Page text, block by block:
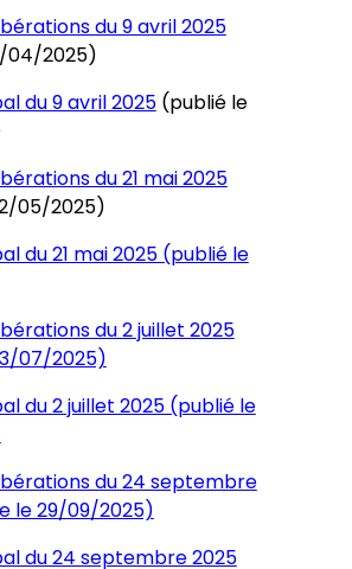
du 9 avril 2025
04/2025)
du 9 avril 2025(publié le
du 21 mai 2025
05/2025)
du 21 mai 2025 (publié le
du 2 juillet 2025
07/2025)
du 2 juillet 2025 (publié le
du 24 septembre
le 29/09/2025)
du 24 septembre 2025